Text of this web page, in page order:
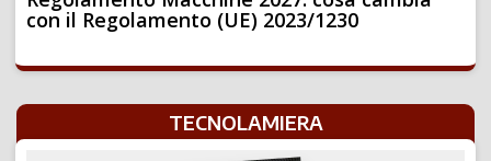
con il Regolamento (UE) 2023/1230
TECNOLAMIERA